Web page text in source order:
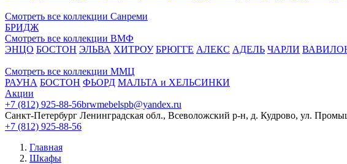
Смотреть все коллекции Санреми
БРИДЖ
Смотреть все коллекции ВМФ
ЭНЦО БОСТОН ЭЛЬВА ХИТРОУ БРЮГГЕ АЛЕКС АДЕЛЬ ЧАРЛИ
Смотреть все коллекции ММЦ
РАУНА БОСТОН ФЬОРД МАЛЬТА и ХЕЛЬСИНКИ
Акции
+7 (812) 925-88-56brwmebelspb@yandex.ru
Санкт-Петербург Ленинградская обл., Всеволожский р-н, д. Кудрово, ул.
+7 (812) 925-88-56
Главная
Шкафы